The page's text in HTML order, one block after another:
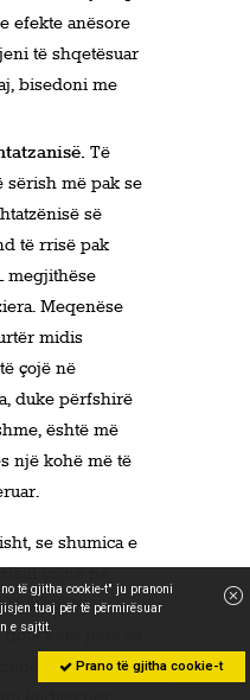
efekte anësore
të shqetësuar
bisedoni me
Të
sërish më pak se
së
të rrisë pak
megjithëse
Meqenëse
midis
çojë në
duke përfshirë
është më
një kohë më të
se shumica e
çojnë në
të lehtë të
verë para se
ose që ju
të gjitha cookie-t" ju pranoni
tuaj për të përmirësuar
e sajtit.
Prano të gjitha cookie-t